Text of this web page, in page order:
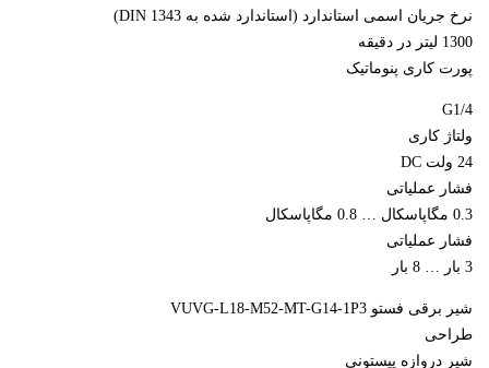
نرخ جریان اسمی استاندارد (استاندارد شده به DIN 1343)
1300 لیتر در دقیقه
پورت کاری پنوماتیک
G1/4
ولتاژ کاری
24 ولت DC
فشار عملیاتی
0.3 مگاپاسکال … 0.8 مگاپاسکال
فشار عملیاتی
3 بار … 8 بار
شیر برقی فستو VUVG-L18-M52-MT-G14-1P3
طراحی
شیر دروازه پیستونی